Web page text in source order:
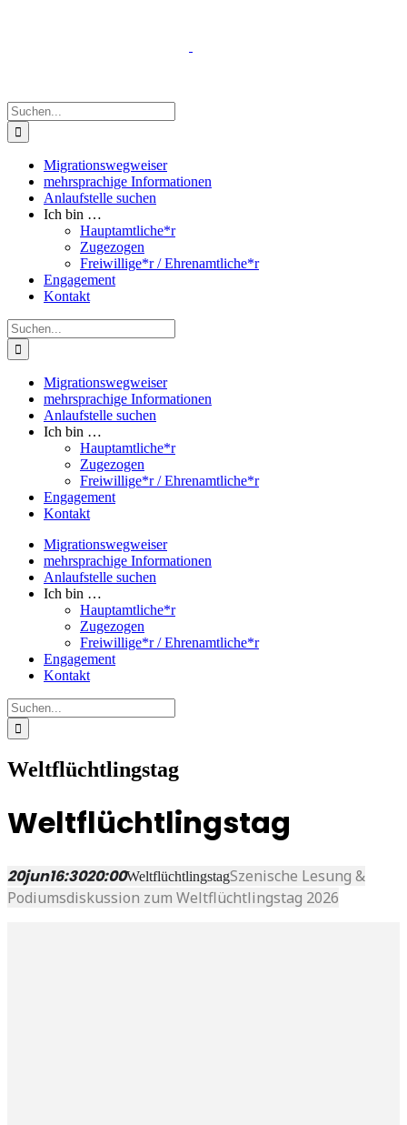
Suche
nach:
Migrationswegweiser
mehrsprachige Informationen
Anlaufstelle suchen
Ich bin …
Hauptamtliche*r
Zugezogen
Freiwillige*r / Ehrenamtliche*r
Engagement
Kontakt
Suche
nach:
Migrationswegweiser
mehrsprachige Informationen
Anlaufstelle suchen
Ich bin …
Hauptamtliche*r
Zugezogen
Freiwillige*r / Ehrenamtliche*r
Engagement
Kontakt
Migrationswegweiser
mehrsprachige Informationen
Anlaufstelle suchen
Ich bin …
Hauptamtliche*r
Zugezogen
Freiwillige*r / Ehrenamtliche*r
Engagement
Kontakt
Suche
nach:
Weltflüchtlingstag
Weltflüchtlingstag
20jun16:3020:00WeltflüchtlingstagSzenische Lesung &
Podiumsdiskussion zum Weltflüchtlingstag 2026